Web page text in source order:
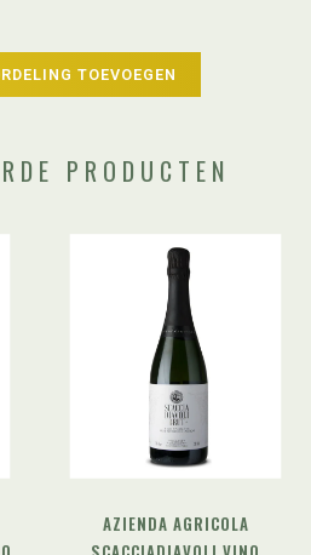
TOEVOEGEN
PRODUCTEN
AZIENDA AGRICOLA